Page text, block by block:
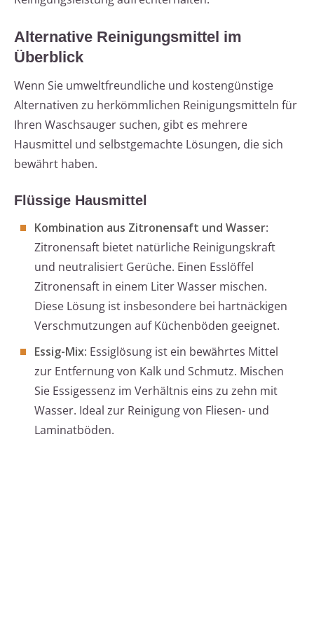
Alternative Reinigungsmittel im
Überblick
Wenn Sie umweltfreundliche und kostengünstige
Alternativen zu herkömmlichen Reinigungsmitteln für
Ihren Waschsauger suchen, gibt es mehrere
Hausmittel und selbstgemachte Lösungen, die sich
bewährt haben.
Flüssige Hausmittel
Kombination aus Zitronensaft und Wasser:
Zitronensaft bietet natürliche Reinigungskraft
und neutralisiert Gerüche. Einen Esslöffel
Zitronensaft in einem Liter Wasser mischen.
Diese Lösung ist insbesondere bei hartnäckigen
Verschmutzungen auf Küchenböden geeignet.
Essig-Mix: Essiglösung ist ein bewährtes Mittel
zur Entfernung von Kalk und Schmutz. Mischen
Sie Essigessenz im Verhältnis eins zu zehn mit
Wasser. Ideal zur Reinigung von Fliesen- und
Laminatböden.